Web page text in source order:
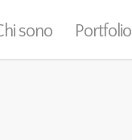
sono Portfolio